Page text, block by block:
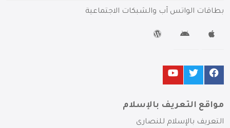
بطاقات الواتس آب والشبكات الاجتماعية
مواقع التعريف بالإسلام
التعريف بالإسلام للنصارى